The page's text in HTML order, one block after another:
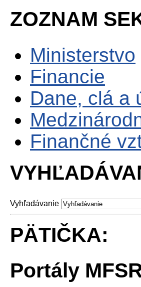
ZOZNAM
Ministerstvo
Financie
Dane, clá a
Finančné
Vyhľadávanie
PÄTIČKA:
Portály